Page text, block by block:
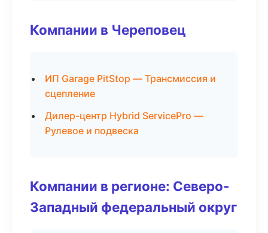
Компании в Череповец
ИП Garage PitStop — Трансмиссия и
сцепление
Дилер-центр Hybrid ServicePro —
Рулевое и подвеска
Компании в регионе: Северо-
Западный федеральный округ